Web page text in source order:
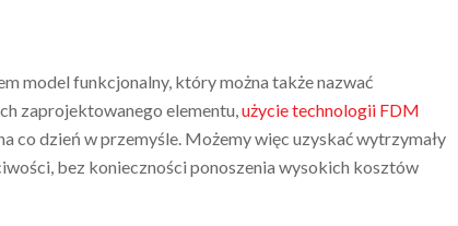
model funkcjonalny, który można także nazwać
zaprojektowanego elementu,użycie technologii FDM
dzień w przemyśle. Możemy więc uzyskać wytrzymały
bez konieczności ponoszenia wysokich kosztów